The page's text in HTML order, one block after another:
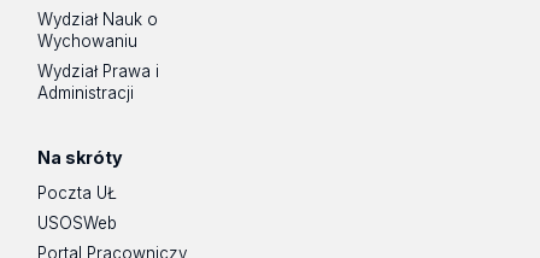
Wydział Nauk o
Wychowaniu
Wydział Prawa i
Administracji
Na skróty
Poczta UŁ
USOSWeb
Portal Pracowniczy